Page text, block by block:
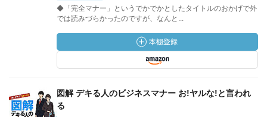
◆「完全マナー」というでかでかとしたタイトルのおかげで外
では読みづらかったのですが、なんと...
図解 デキる人のビジネスマナー お!ヤルな!と言われ
る